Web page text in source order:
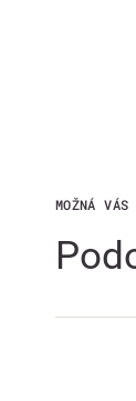
MOŽNÁ VÁS